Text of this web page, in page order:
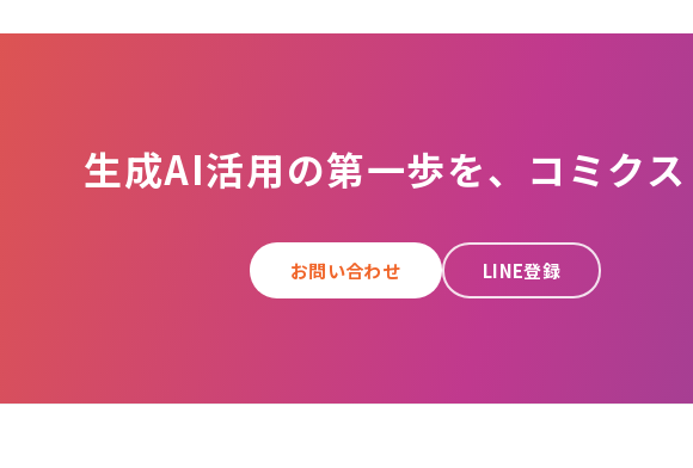
生成AI活用の第一歩を、コミク
お問い合わせ LINE登録